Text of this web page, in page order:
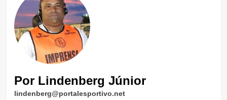
Por Lindenberg Júnior
lindenberg@portalesportivo.net